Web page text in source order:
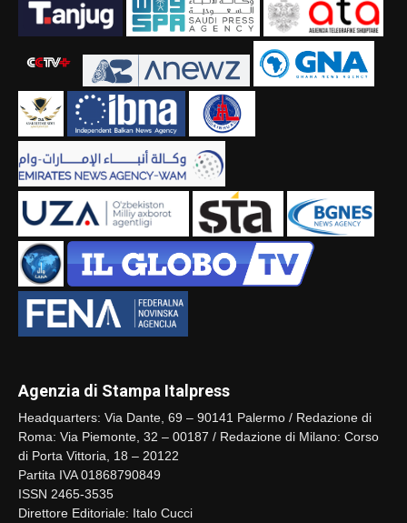
Agenzia di Stampa Italpress
Headquarters: Via Dante, 69 – 90141 Palermo / Redazione di
Roma: Via Piemonte, 32 – 00187 / Redazione di Milano: Corso
di Porta Vittoria, 18 – 20122
Partita IVA 01868790849
ISSN 2465-3535
Direttore Editoriale: Italo Cucci